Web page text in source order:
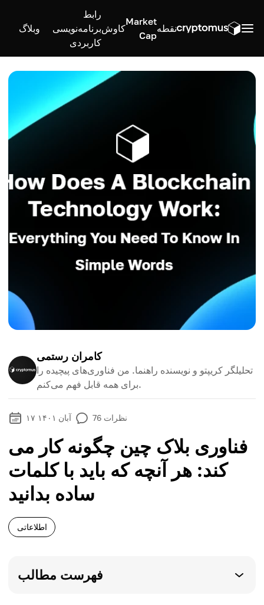
نقطه
Market
Cap
کاوش
رابط
برنامه‌نویسی
کاربردی
وبلاگ
کامران رستمی
تحلیلگر کریپتو و نویسنده راهنما. من فناوری‌های پیچیده را
برای همه قابل فهم می‌کنم.
۱۷ آبان ۱۴۰۱ 76 نظرات
فناوری بلاک چین چگونه کار می
کند: هر آنچه که باید با کلمات
ساده بدانید
اطلاعاتی
فهرست مطالب